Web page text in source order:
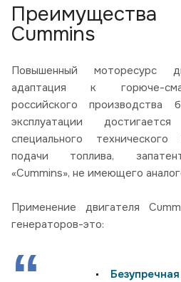
Преимущества
Cummins
Повышенный моторесурс
адаптация к горюче-
российского производства
эксплуатации
специального
подачи топлива,
«Cummins», не имеющего
Применение двигателя
генераторов-это: